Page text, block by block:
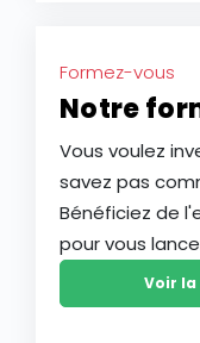
Formez-vous
Notre
Vous voulez
savez pas
Bénéficiez de
pour vous
Voir